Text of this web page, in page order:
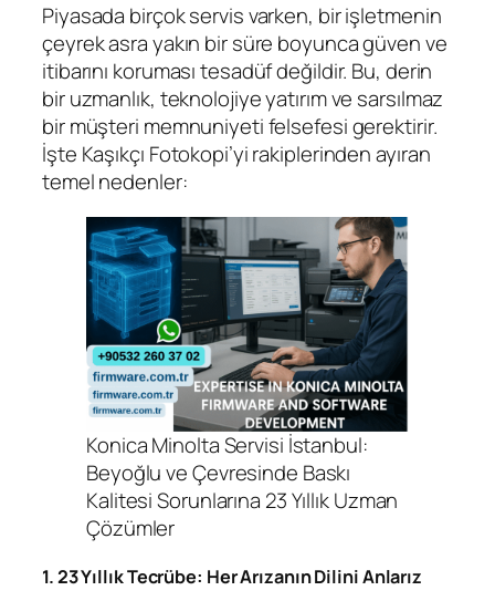
Piyasada birçok servis varken, bir işletmenin
çeyrek asra yakın bir süre boyunca güven ve
itibarını koruması tesadüf değildir. Bu, derin
bir uzmanlık, teknolojiye yatırım ve sarsılmaz
bir müşteri memnuniyeti felsefesi gerektirir.
İşte Kaşıkçı Fotokopi’yi rakiplerinden ayıran
temel nedenler:
Konica Minolta Servisi İstanbul:
Beyoğlu ve Çevresinde Baskı
Kalitesi Sorunlarına 23 Yıllık Uzman
Çözümler
1. 23 Yıllık Tecrübe: Her Arızanın Dilini Anlarız